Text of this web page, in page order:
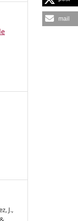
J.,
mail